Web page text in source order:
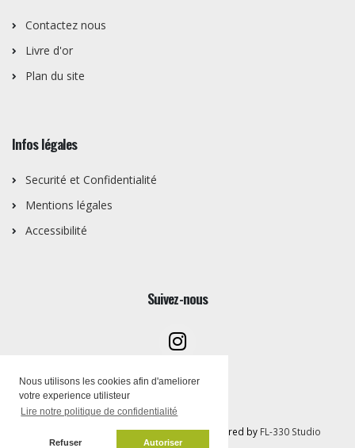
Nous utilisons les cookies afin d'ameliorer
votre experience utilisteur
Lire notre politique de confidentialité
Refuser Autoriser
Contactez nous
Livre d'or
Plan du site
Infos légales
Securité et Confidentialité
Mentions légales
Accessibilité
Suivez-nous
Copyright © Artothèque PEMB 2026 | Powered by FL-330 Studio